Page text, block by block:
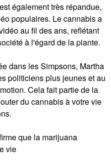
également très répandue,
populaires. Le cannabis a
au fil des ans, reflétant
à l'égard de la plante.
dans les Simpsons, Martha
politiciens plus jeunes et au
Cela fait partie de la
du cannabis à votre vie
que la marijuana
vie